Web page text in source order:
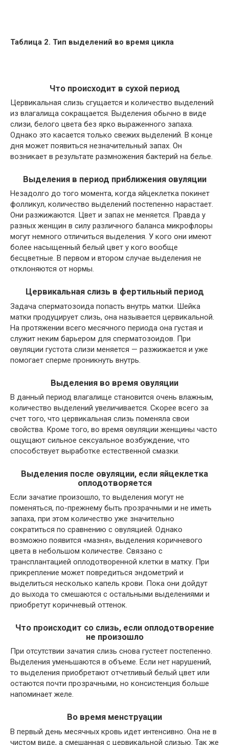
Таблица 2. Тип выделений во время цикла
Что происходит в сухой период
Цервикальная слизь сгущается и количество выделений
из влагалища сокращается. Выделения обычно в виде
слизи, белого цвета без ярко выраженного запаха.
Однако это касается только свежих выделений. В конце
дня может появиться незначительный запах. Он
возникает в результате размножения бактерий на белье.
Выделения в период приближения овуляции
Незадолго до того момента, когда яйцеклетка покинет
фолликул, количество выделений постепенно нарастает.
Они разжижаются. Цвет и запах не меняется. Правда у
разных женщин в силу различного баланса микрофлоры
могут немного отличиться выделения. У кого они имеют
более насыщенный белый цвет у кого вообще
бесцветные. В первом и втором случае выделения не
отклоняются от нормы.
Цервикальная слизь в фертильный период
Задача сперматозоида попасть внутрь матки. Шейка
матки продуцирует слизь, она называется цервикальной.
На протяжении всего месячного периода она густая и
служит неким барьером для сперматозоидов. При
овуляции густота слизи меняется — разжижается и уже
помогает сперме проникнуть внутрь.
Выделения во время овуляции
В данный период влагалище становится очень влажным,
количество выделений увеличивается. Скорее всего за
счет того, что цервикальная слизь поменяла свои
свойства. Кроме того, во время овуляции женщины часто
ощущают сильное сексуальное возбуждение, что
способствует выработке естественной смазки.
Выделения после овуляции, если яйцеклетка
оплодотворяется
Если зачатие произошло, то выделения могут не
поменяться, по-прежнему быть прозрачными и не иметь
запаха, при этом количество уже значительно
сократиться по сравнению с овуляцией. Однако
возможно появится «мазня», выделения коричневого
цвета в небольшом количестве. Связано с
трансплантацией оплодотворенной клетки в матку. При
прикрепление может повредиться эндометрий и
выделиться несколько капель крови. Пока они дойдут
до выхода то смешаются с остальными выделениями и
приобретут коричневый оттенок.
Что происходит со слизь, если оплодотворение
не произошло
При отсутствии зачатия слизь снова густеет постепенно.
Выделения уменьшаются в объеме. Если нет нарушений,
то выделения приобретают отчетливый белый цвет или
остаются почти прозрачными, но консистенция больше
напоминает желе.
Во время менструации
В первый день месячных кровь идет интенсивно. Она не в
чистом виде, а смешанная с цервикальной слизью. Так же